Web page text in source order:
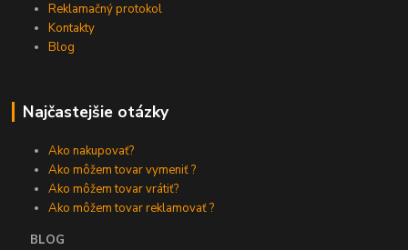
Reklamačný protokol
Kontakty
Blog
Najčastejšie otázky
Ako nakupovať?
Ako môžem tovar vymeniť ?
Ako môžem tovar vrátiť?
Ako môžem tovar reklamovať ?
BLOG